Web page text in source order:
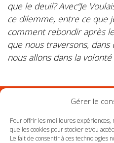
Gérer le
Pour offrir les meilleures expériences,
que les cookies pour stocker et/ou
Le fait de consentir à ces
que le deuil? Avec“Je
ce dilemme, entre ce que
comment rebondir après
que nous traversons,
nous allons dans la